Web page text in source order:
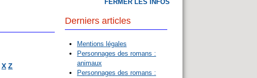
X Z
FERMER LES INFOS
Derniers articles
Mentions légales
Personnages des romans :
animaux
Personnages des romans :